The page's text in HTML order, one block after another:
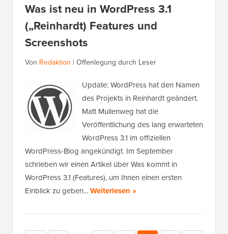
Was ist neu in WordPress 3.1
(„Reinhardt) Features und
Screenshots
Von Redaktion | Offenlegung durch Leser
Update: WordPress hat den Namen
des Projekts in Reinhardt geändert.
Matt Mullenweg hat die
Veröffentlichung des lang erwarteten
WordPress 3.1 im offiziellen
WordPress-Blog angekündigt. Im September
schrieben wir einen Artikel über Was kommt in
WordPress 3.1 (Features), um Ihnen einen ersten
Einblick zu geben...Weiterlesen »